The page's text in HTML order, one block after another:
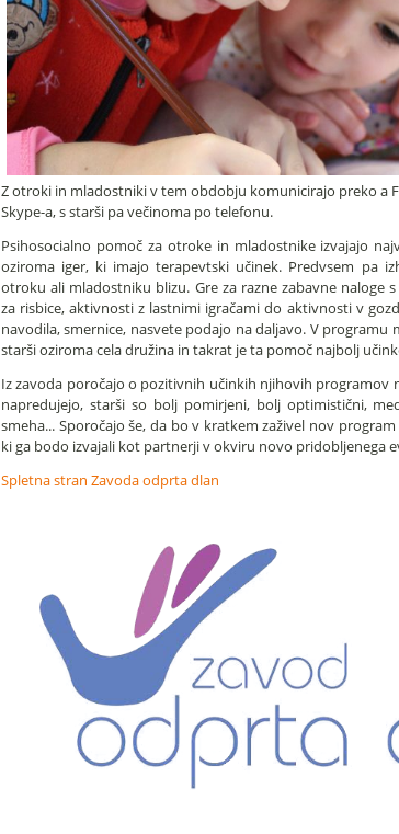
Z otroki in mladostniki v tem obdobju komunicirajo preko a
Skype-a, s starši pa večinoma po telefonu.
Psihosocialno pomoč za otroke in mladostnike izvajajo
oziroma iger, ki imajo terapevtski učinek. Predvsem pa
otroku ali mladostniku blizu. Gre za razne zabavne naloge
za risbice, aktivnosti z lastnimi igračami do aktivnosti v
navodila, smernice, nasvete podajo na daljavo. V
starši oziroma cela družina in takrat je ta pomoč najbolj
Iz zavoda poročajo o pozitivnih učinkih njihovih programov
napredujejo, starši so bolj pomirjeni, bolj optimistični,
smeha... Sporočajo še, da bo v kratkem zaživel nov
ki ga bodo izvajali kot partnerji v okviru novo pridobljenega
Spletna stran Zavoda odprta dlan